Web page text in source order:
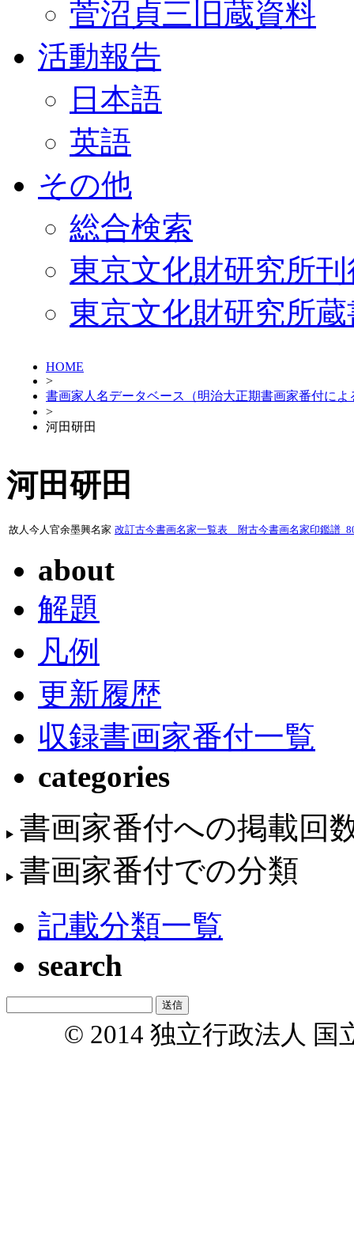
菅沼貞三旧蔵資料
活動報告
日本語
英語
その他
総合検索
東京文化財研究所
東京文化財研究所
HOME
>
書画家人名データベース（明治大正期書画家番付によ
>
河田研田
河田研田
故人今人官余墨興名家 改訂古今書画名家一覧表 附古今書画名家印鑑譜
about
解題
凡例
更新履歴
収録書画家番付一覧
categories
書画家番付への掲載回
書画家番付での分類
記載分類一覧
search
© 2014 独立行政法人 国